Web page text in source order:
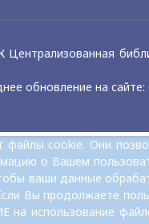
обновление на сайте:
файлы cookie. Они
о Вашем
ваши данные
Вы продолжаете
на использование